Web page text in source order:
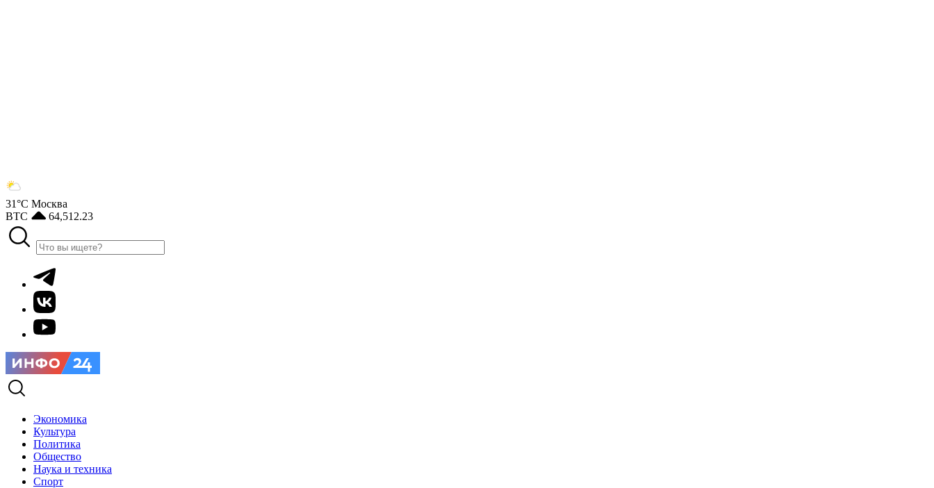
31°С Москва
BTC
64,512.23
Экономика
Культура
Политика
Общество
Наука и техника
Спорт